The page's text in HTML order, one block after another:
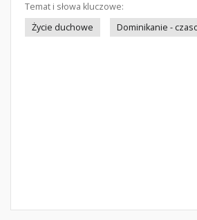
Temat i słowa kluczowe:
Życie duchowe
Dominikanie -